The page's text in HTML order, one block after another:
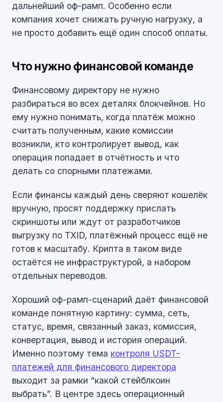
дальнейший оф-рамп. Особенно если
компания хочет снижать ручную нагрузку, а
не просто добавить ещё один способ оплаты.
Что нужно финансовой команде
Финансовому директору не нужно
разбираться во всех деталях блокчейнов. Но
ему нужно понимать, когда платёж можно
считать полученным, какие комиссии
возникли, кто контролирует вывод, как
операция попадает в отчётность и что
делать со спорными платежами.
Если финансы каждый день сверяют кошелёк
вручную, просят поддержку прислать
скриншоты или ждут от разработчиков
выгрузку по TXID, платёжный процесс ещё не
готов к масштабу. Крипта в таком виде
остаётся не инфраструктурой, а набором
отдельных переводов.
Хороший оф-рамп-сценарий даёт финансовой
команде понятную картину: сумма, сеть,
статус, время, связанный заказ, комиссия,
конвертация, вывод и история операций.
Именно поэтому тема контроля USDT-
платежей для финансового директора
выходит за рамки “какой стейблкоин
выбрать”. В центре здесь операционный